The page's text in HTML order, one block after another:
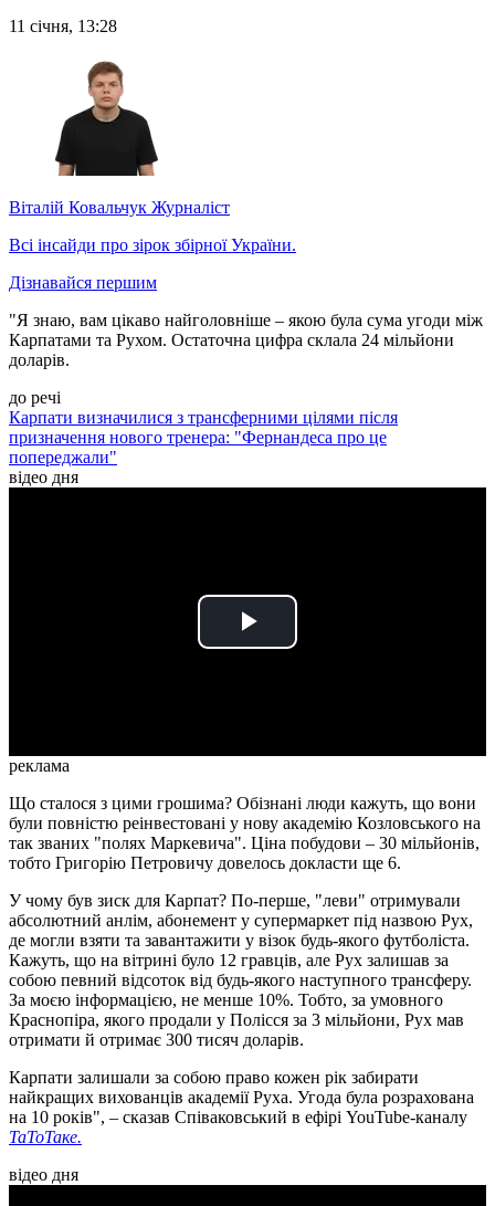
11 січня, 13:28
Віталій Ковальчук Журналіст
Всі інсайди про зірок збірної України.
Дізнавайся першим
"Я знаю, вам цікаво найголовніше – якою була сума угоди між
Карпатами та Рухом. Остаточна цифра склала 24 мільйони
доларів.
до речі
Карпати визначилися з трансферними цілями після
призначення нового тренера: "Фернандеса про це
попереджали"
відео дня
Play
реклама
Що сталося з цими грошима? Обізнані люди кажуть, що вони
були повністю реінвестовані у нову академію Козловського на
так званих "полях Маркевича". Ціна побудови – 30 мільйонів,
тобто Григорію Петровичу довелось докласти ще 6.
У чому був зиск для Карпат? По-перше, "леви" отримували
абсолютний анлім, абонемент у супермаркет під назвою Рух,
де могли взяти та завантажити у візок будь-якого футболіста.
Кажуть, що на вітрині було 12 гравців, але Рух залишав за
собою певний відсоток від будь-якого наступного трансферу.
За моєю інформацією, не менше 10%. Тобто, за умовного
Краснопіра, якого продали у Полісся за 3 мільйони, Рух мав
отримати й отримає 300 тисяч доларів.
Карпати залишали за собою право кожен рік забирати
найкращих вихованців академії Руха. Угода була розрахована
на 10 років", – сказав Співаковський в ефірі YouTube-каналу
ТаТоТаке.
відео дня